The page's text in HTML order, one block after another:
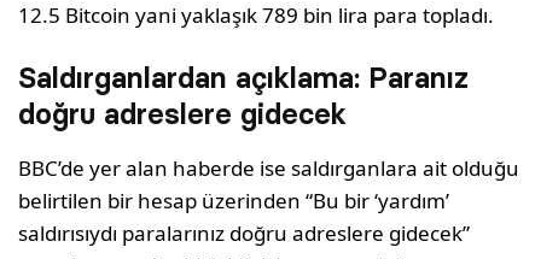
12.5 Bitcoin yani yaklaşık 789 bin lira para topladı.
Saldırganlardan açıklama: Paranız
doğru adreslere gidecek
BBC’de yer alan haberde ise saldırganlara ait olduğu
belirtilen bir hesap üzerinden “Bu bir ‘yardım’
saldırısıydı paralarınız doğru adreslere gidecek”